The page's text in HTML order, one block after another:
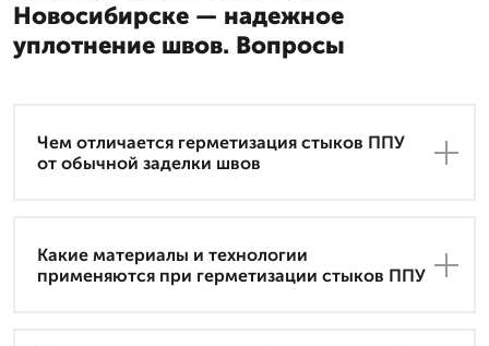
Новосибирске — надежное
уплотнение швов. Вопросы
Чем отличается герметизация стыков ППУ
от обычной заделки швов
Какие материалы и технологии
применяются при герметизации стыков ППУ